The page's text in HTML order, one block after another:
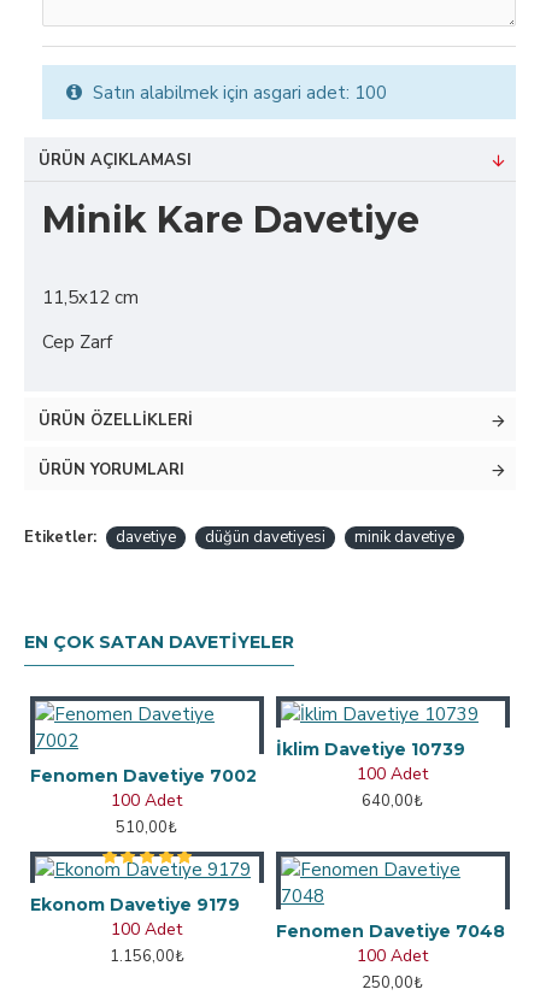
Satın alabilmek için asgari adet: 100
ÜRÜN AÇIKLAMASI
Minik Kare Davetiye
11,5x12 cm
Cep Zarf
ÜRÜN ÖZELLIKLERI
ÜRÜN YORUMLARI
Etiketler: davetiye düğün davetiyesi minik davetiye
EN ÇOK SATAN DAVETIYELER
Fenomen Davetiye 7002
100 Adet
510,00₺
İklim Davetiye 10739
100 Adet
640,00₺
Ekonom Davetiye 9179
100 Adet
1.156,00₺
Fenomen Davetiye 7048
100 Adet
250,00₺